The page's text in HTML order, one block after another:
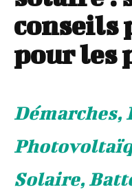
conseils
pour les
Démarches,
Solaire,